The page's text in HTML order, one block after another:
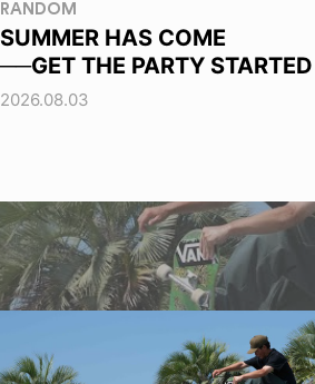
RANDOM
SUMMER HAS COME
──GET THE PARTY STARTED
2026.08.03